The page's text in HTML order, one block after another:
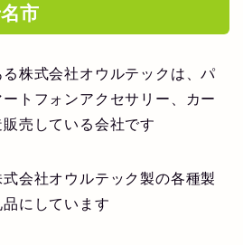
市
る株式会社オウルテックは、パ
トフォンアクセサリー、カー
売している会社です
会社オウルテック製の各種製
にしています